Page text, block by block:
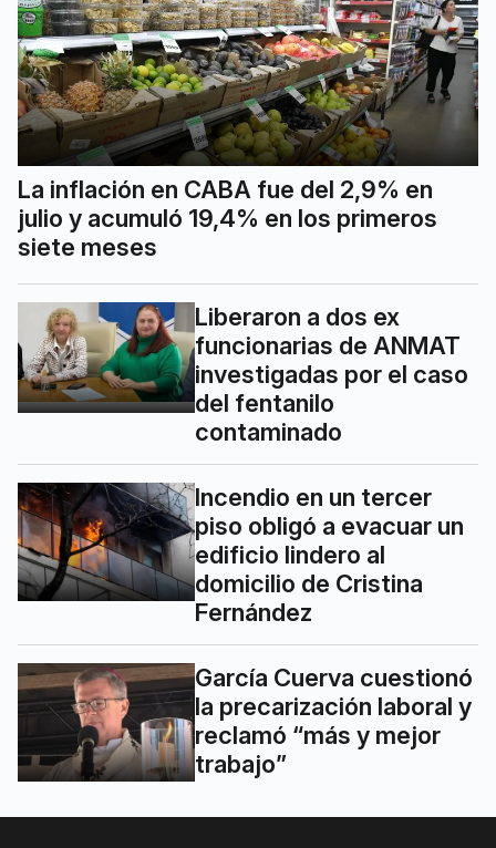
La inflación en CABA fue del 2,9% en
julio y acumuló 19,4% en los primeros
siete meses
Liberaron a dos ex
funcionarias de ANMAT
investigadas por el caso
del fentanilo
contaminado
Incendio en un tercer
piso obligó a evacuar un
edificio lindero al
domicilio de Cristina
Fernández
García Cuerva cuestionó
la precarización laboral y
reclamó “más y mejor
trabajo”